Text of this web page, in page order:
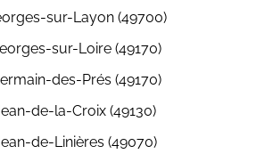
sur-Layon (49700)
sur-Loire (49170)
des-Prés (49170)
de-la-Croix (49130)
de-Linières (49070)